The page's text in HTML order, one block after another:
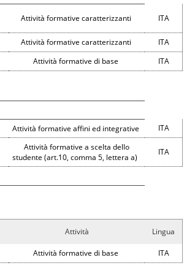
Attività formative caratterizzanti ITA
Attività formative caratterizzanti ITA
Attività formative di base ITA
Attività formative affini ed integrative ITA
Attività formative a scelta dello
studente (art.10, comma 5, lettera a)
ITA
Attività Lingua
Attività formative di base ITA